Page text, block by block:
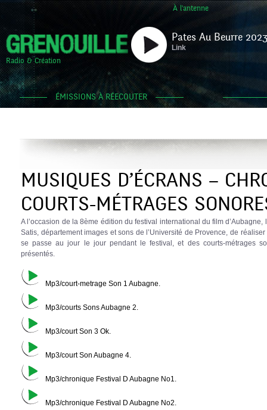
À l'antenne
Radio & Création
Pates Au Beurre
Link
ÉMISSIONS À RÉECOUTER
MUSIQUES D’ÉCRANS –
COURTS-MÉTRAGES
A l’occasion de la 8ème édition du festival international du film
Satis, département images et sons de l’Université de Provence, de
se passe au jour le jour pendant le festival, et des courts-métrages
présentés.
Mp3/court-metrage Son 1 Aubagne.
Mp3/courts Sons Aubagne 2.
Mp3/court Son 3 Ok.
Mp3/court Son Aubagne 4.
Mp3/chronique Festival D Aubagne No1.
Mp3/chronique Festival D Aubagne No2.